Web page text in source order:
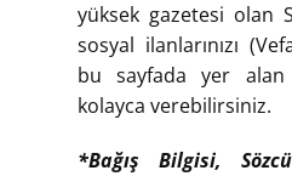
yüksek gazetesi olan
sosyal ilanlarınızı
bu sayfada yer alan
kolayca verebilirsiniz.
*Bağış Bilgisi,